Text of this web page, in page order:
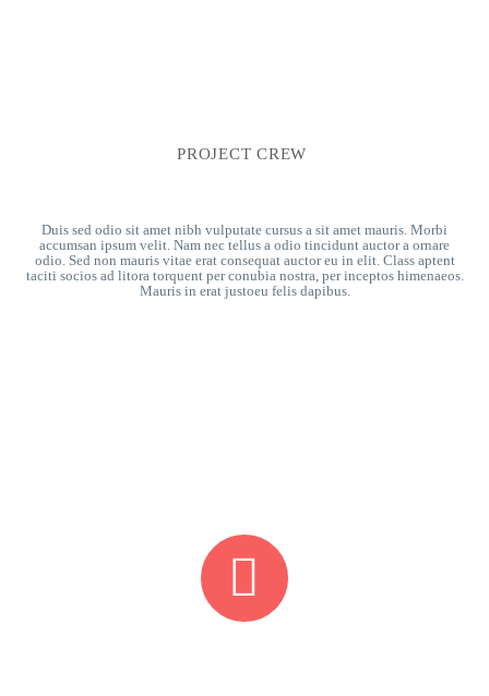
PROJECT CREW
Duis sed odio sit amet nibh vulputate cursus a sit amet mauris. Morbi
accumsan ipsum velit. Nam nec tellus a odio tincidunt auctor a ornare
odio. Sed non mauris vitae erat consequat auctor eu in elit. Class aptent
taciti socios ad litora torquent per conubia nostra, per inceptos himenaeos.
Mauris in erat justoeu felis dapibus.

